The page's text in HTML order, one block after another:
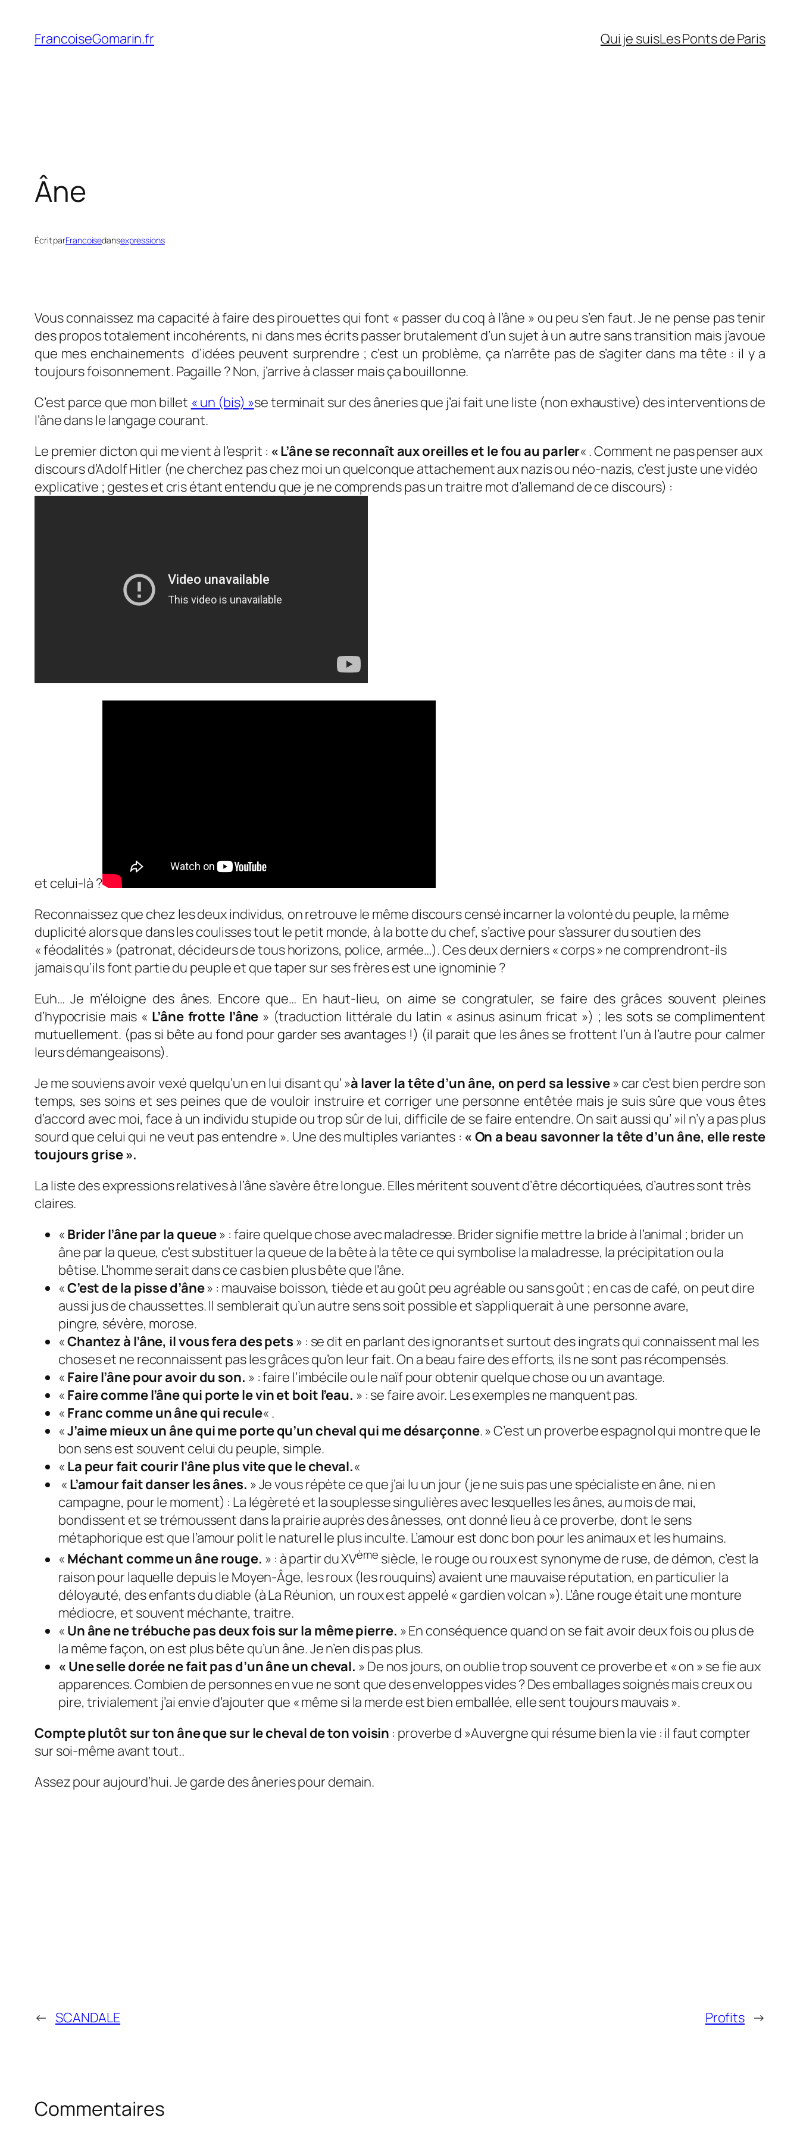
contenu
FrancoiseGomarin.fr Qui je suisLes Ponts de Paris
Âne
Écrit parFrancoisedansexpressions
Vous connaissez ma capacité à faire des pirouettes qui font « passer du coq à l’âne » ou peu s’en faut. Je ne pense pas tenir
des propos totalement incohérents, ni dans mes écrits passer brutalement d’un sujet à un autre sans transition mais j’avoue
que mes enchainements d’idées peuvent surprendre ; c’est un problème, ça n’arrête pas de s’agiter dans ma tête : il y a
toujours foisonnement. Pagaille ? Non, j’arrive à classer mais ça bouillonne.
C’est parce que mon billet « un (bis) »se terminait sur des âneries que j’ai fait une liste (non exhaustive) des interventions de
l’âne dans le langage courant.
Le premier dicton qui me vient à l’esprit : « L’âne se reconnaît aux oreilles et le fou au parler« . Comment ne pas penser aux
discours d’Adolf Hitler (ne cherchez pas chez moi un quelconque attachement aux nazis ou néo-nazis, c’est juste une vidéo
explicative ; gestes et cris étant entendu que je ne comprends pas un traitre mot d’allemand de ce discours) :
et celui-là ?
Reconnaissez que chez les deux individus, on retrouve le même discours censé incarner la volonté du peuple, la même
duplicité alors que dans les coulisses tout le petit monde, à la botte du chef, s’active pour s’assurer du soutien des
« féodalités » (patronat, décideurs de tous horizons, police, armée…). Ces deux derniers « corps » ne comprendront-ils
jamais qu’ils font partie du peuple et que taper sur ses frères est une ignominie ?
Euh… Je m’éloigne des ânes. Encore que… En haut-lieu, on aime se congratuler, se faire des grâces souvent pleines
d’hypocrisie mais « L’âne frottel’âne » (traduction littérale du latin « asinus asinum fricat ») ; les sots se complimentent
mutuellement. (pas si bête au fond pour garder ses avantages !) (il parait que les ânes se frottent l’un à l’autre pour calmer
leurs démangeaisons).
Je me souviens avoir vexé quelqu’un en lui disant qu’ »à laver la tête d’un âne, on perd sa lessive» car c’est bien perdre son
temps, ses soins et ses peines que de vouloir instruire et corriger une personne entêtée mais je suis sûre que vous êtes
d’accord avec moi, face à un individu stupide ou trop sûr de lui, difficile de se faire entendre. On sait aussi qu’ »il n’y a pas plus
sourd que celui qui ne veut pas entendre ». Une des multiples variantes : « On a beau savonner la tête d’un âne, elle reste
toujours grise ».
La liste des expressions relatives à l’âne s’avère être longue. Elles méritent souvent d’être décortiquées, d’autres sont très
claires.
« Brider l’âne par la queue» : faire quelque chose avec maladresse. Brider signifie mettre la bride à l’animal ; brider un
âne par la queue, c’est substituer la queue de la bête à la tête ce qui symbolise la maladresse, la précipitation ou la
bêtise. L’homme serait dans ce cas bien plus bête que l’âne.
«C’est de la pisse d’âne» : mauvaise boisson, tiède et au goût peu agréable ou sans goût ; en cas de café, on peut dire
aussi jus de chaussettes. Il semblerait qu’un autre sens soit possible et s’appliquerait à une personne avare,
pingre, sévère, morose.
«Chantez à l’âne, il vous fera des pets » : se dit en parlant des ignorants et surtout des ingrats qui connaissent mal les
choses et ne reconnaissent pas les grâces qu’on leur fait. On a beau faire des efforts, ils ne sont pas récompensés.
« Faire l’âne pour avoir du son. » : faire l’imbécile ou le naïf pour obtenir quelque chose ou un avantage.
« Faire comme l’âne qui porte le vin et boit l’eau. » : se faire avoir. Les exemples ne manquent pas.
« Franc comme un âne qui recule« .
«J’aime mieux un âne qui me porte qu’un cheval qui me désarçonne. » C’est un proverbe espagnol qui montre que le
bon sens est souvent celui du peuple, simple.
« La peur fait courir l’âne plus vite que le cheval.«
« L’amour fait danser les ânes. » Je vous répète ce que j’ai lu un jour (je ne suis pas une spécialiste en âne, ni en
campagne, pour le moment) : La légèreté et la souplesse singulières avec lesquelles les ânes, au mois de mai,
bondissent et se trémoussent dans la prairie auprès des ânesses, ont donné lieu à ce proverbe, dont le sens
métaphorique est que l’amour polit le naturel le plus inculte. L’amour est donc bon pour les animaux et les humains.
« Méchant comme un âne rouge. » : à partir du XVème siècle, le rouge ou roux est synonyme de ruse, de démon, c’est la
raison pour laquelle depuis le Moyen-Âge, les roux (les rouquins) avaient une mauvaise réputation, en particulier la
déloyauté, des enfants du diable (à La Réunion, un roux est appelé « gardien volcan »). L’âne rouge était une monture
médiocre, et souvent méchante, traitre.
« Un âne ne trébuche pas deux fois sur la même pierre. » En conséquence quand on se fait avoir deux fois ou plus de
la même façon, on est plus bête qu’un âne. Je n’en dis pas plus.
« Une selle dorée ne fait pas d’un âne un cheval. » De nos jours, on oublie trop souvent ce proverbe et « on » se fie aux
apparences. Combien de personnes en vue ne sont que des enveloppes vides ? Des emballages soignés mais creux ou
pire, trivialement j’ai envie d’ajouter que « même si la merde est bien emballée, elle sent toujours mauvais ».
Compte plutôt sur ton âne que sur le cheval de ton voisin : proverbe d »Auvergne qui résume bien la vie : il faut compter
sur soi-même avant tout..
Assez pour aujourd’hui. Je garde des âneries pour demain.
← SCANDALE Profits →
Commentaires